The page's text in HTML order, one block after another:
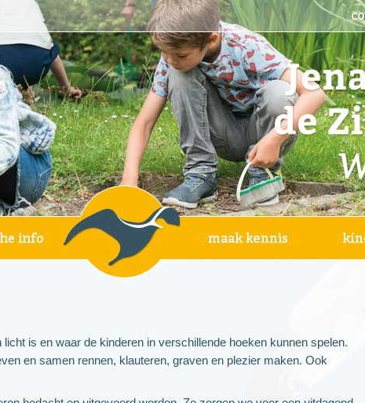
is en waar de kinderen in verschillende hoeken kunnen spelen.
en samen rennen, klauteren, graven en plezier maken. Ook